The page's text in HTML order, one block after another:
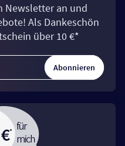
Newsletter an und
Als Dankeschön
über 10 €*
Abonnieren